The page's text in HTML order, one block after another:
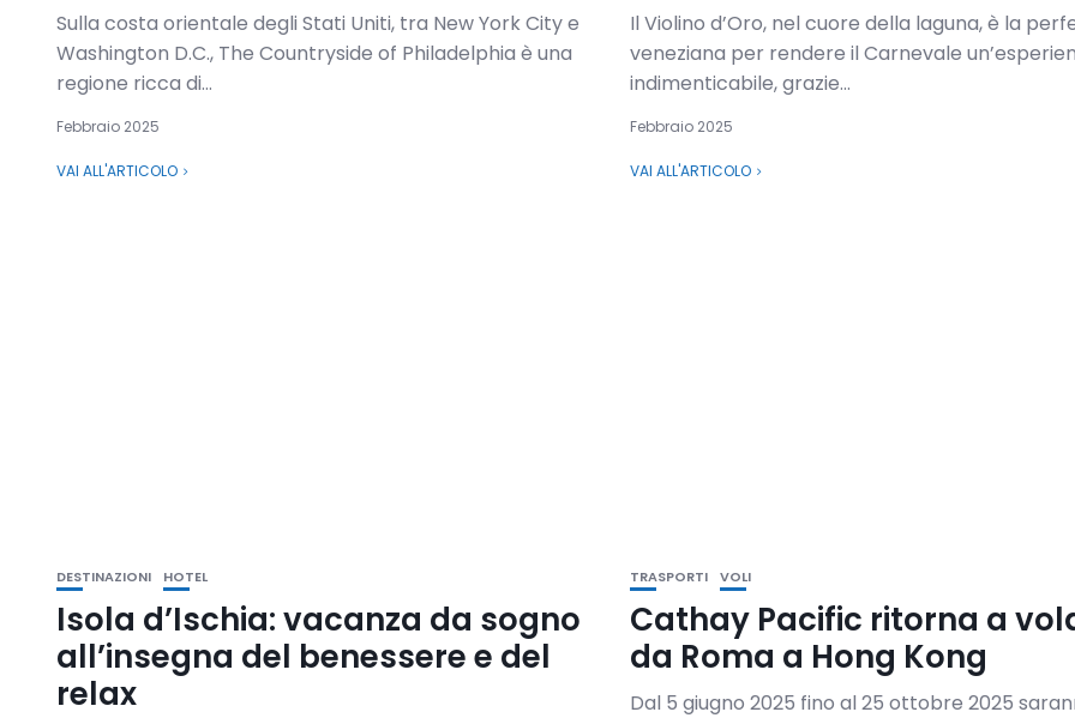
Sulla costa orientale degli Stati Uniti, tra New York City e
Washington D.C., The Countryside of Philadelphia è una
regione ricca di...
Febbraio 2025
VAI ALL'ARTICOLO
Il Violino d’Oro, nel cuore della laguna, è la
veneziana per rendere il Carnevale
indimenticabile, grazie...
Febbraio 2025
VAI ALL'ARTICOLO
DESTINAZIONI HOTEL
Isola d’Ischia: vacanza da sogno
all’insegna del benessere e del
relax
TRASPORTI VOLI
Cathay Pacific ritorna a
da Roma a Hong Kong
Dal 5 giugno 2025 fino al 25 ottobre 2025